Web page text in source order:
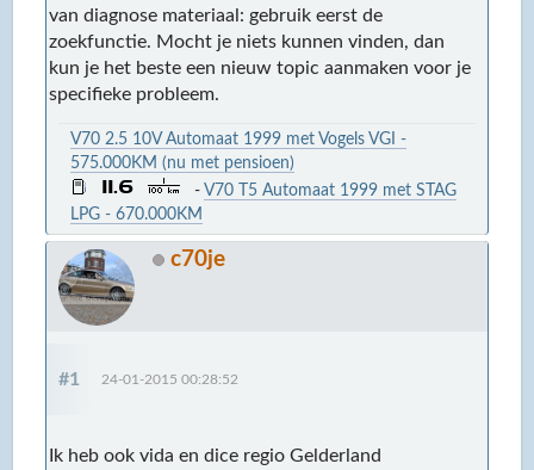
van diagnose materiaal: gebruik eerst de
zoekfunctie. Mocht je niets kunnen vinden, dan
kun je het beste een nieuw topic aanmaken voor je
specifieke probleem.
V70 2.5 10V Automaat 1999 met Vogels VGI -
575.000KM (nu met pensioen)
-V70 T5 Automaat 1999 met STAG
LPG - 670.000KM
c70je
#1 24-01-2015 00:28:52
Ik heb ook vida en dice regio Gelderland